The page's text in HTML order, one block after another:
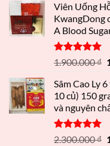
Viên Uống
KwangDong
A Blood
Được xếp
5 sao
1.900.000₫
Sâm Cao Ly
10 củ) 150
và nguyên
Được xếp
2.300.000₫